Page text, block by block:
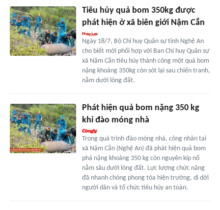
Tiêu hủy quả bom 350kg được
phát hiện ở xã biên giới Nậm Cắn
Ngày 18/7, Bộ Chỉ huy Quân sự tỉnh Nghệ An
cho biết mới phối hợp với Ban Chỉ huy Quân sự
xã Nậm Cắn tiêu hủy thành công một quả bom
nặng khoảng 350kg còn sót lại sau chiến tranh,
nằm dưới lòng đất.
Phát hiện quả bom nặng 350 kg
khi đào móng nhà
Trong quá trình đào móng nhà, công nhân tại
xã Nậm Cắn (Nghệ An) đã phát hiện quả bom
phá nặng khoảng 350 kg còn nguyên kíp nổ
nằm sâu dưới lòng đất. Lực lượng chức năng
đã nhanh chóng phong tỏa hiện trường, di dời
người dân và tổ chức tiêu hủy an toàn.